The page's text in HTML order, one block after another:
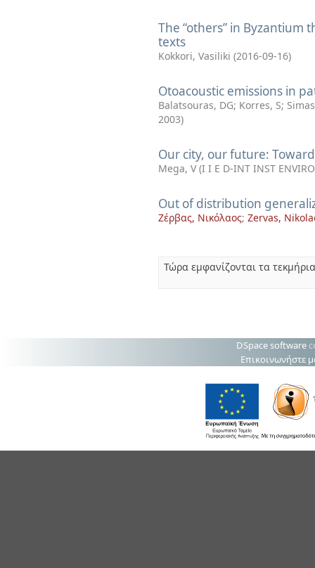
The “others” in
texts
Kokkori, Vasiliki (2016-09-16)
Otoacoustic emissions in
Balatsouras, DG; Korres, S;
2003)
Our city, our future:
Mega, V (I I E D-INT INST
Out of distribution
Ζέρβας, Νικόλαος; Zervas,
Τώρα εμφανίζονται τα
DSpace software
Επικοινωνήστε